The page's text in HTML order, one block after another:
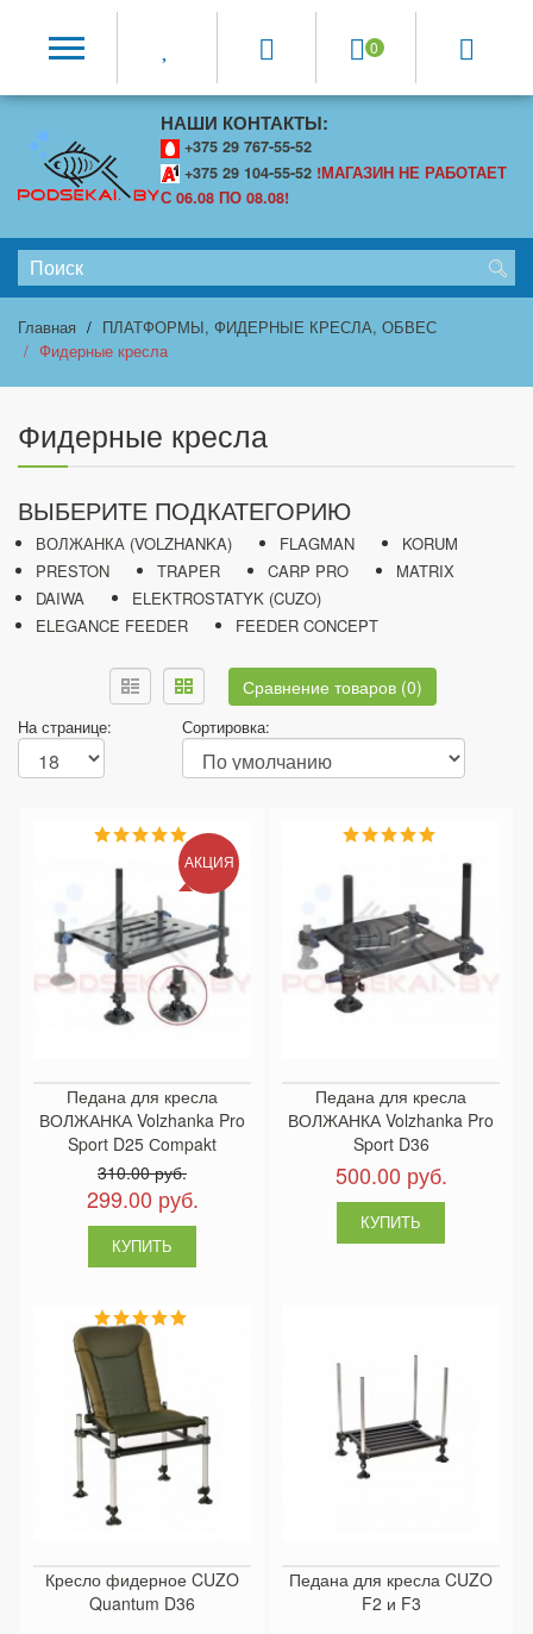
0
НАШИ КОНТАКТЫ:
+375 29 767-55-52
+375 29 104-55-52 !МАГАЗИН НЕ РАБОТАЕТ
С 06.08 ПО 08.08!
Главная
ПЛАТФОРМЫ, ФИДЕРНЫЕ КРЕСЛА, ОБВЕС
Фидерные кресла
Фидерные кресла
ВЫБЕРИТЕ ПОДКАТЕГОРИЮ
ВОЛЖАНКА (VOLZHANKA) FLAGMAN
KORUM
PRESTON
TRAPER CARP PRO
MATRIX
DAIWA
ELEKTROSTATYK (CUZO)
ELEGANCE FEEDER
FEEDER CONCEPT
Сравнение товаров (0)
На странице: Сортировка:
АКЦИЯ
Педана для кресла
ВОЛЖАНКА Volzhanka Pro
Sport D25 Сompakt
310.00 руб.
299.00 руб.
Педана для кресла
ВОЛЖАНКА Volzhanka Pro
Sport D36
500.00 руб.
Кресло фидерное CUZO
Quantum D36
Педана для кресла CUZO
F2 и F3